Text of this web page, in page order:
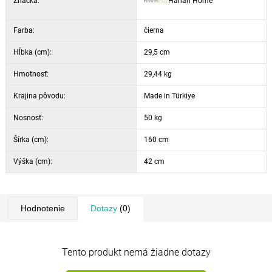
Farba: čierna
Hĺbka (cm): 29,5 cm
Hmotnosť: 29,44 kg
Krajina pôvodu: Made in Türkiye
Nosnosť: 50 kg
Šírka (cm): 160 cm
Výška (cm): 42 cm
Hodnotenie Dotazy(0)
Tento produkt nemá žiadne dotazy